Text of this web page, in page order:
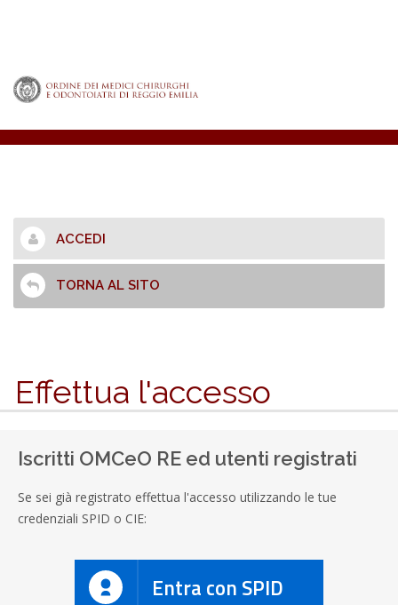
ACCEDI
TORNA AL SITO
Effettua l'accesso
Iscritti OMCeO RE ed utenti registrati
Se sei già registrato effettua l'accesso utilizzando le tue
credenziali SPID o CIE:
Entra con SPID